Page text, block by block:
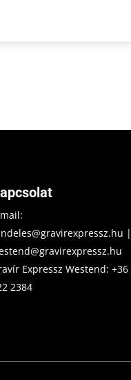
|
Expressz Westend:+36
2384